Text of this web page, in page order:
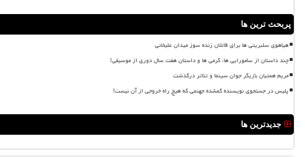
پربحث ترین ها
هیاهوی سلبریتی ها برای قاتلان زنده سوز میدان علیخانی
چند داستان از سامورایی ها، گرمی ها و داستان هفت سال دوری از موسیقی!
مریم همتیان بازیگر جوان سینما و تئاتر درگذشت
پلیس در جستجوی نویسنده گمشده جهنمی که هیچ راه خروجی از آن نیست!
جدیدترین ها